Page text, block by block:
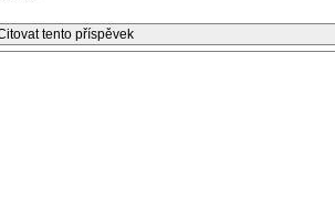
tento příspěvek